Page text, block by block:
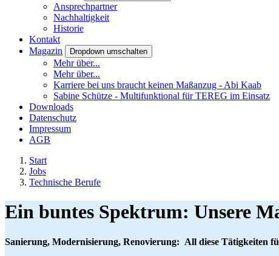
Ansprechpartner
Nachhaltigkeit
Historie
Kontakt
Magazin
Dropdown umschalten
Mehr über...
Mehr über...
Karriere bei uns braucht keinen Maßanzug - Abi Kaab
Sabine Schütze - Multifunktional für TEREG im Einsatz
Downloads
Datenschutz
Impressum
AGB
Start
Jobs
Technische Berufe
Ein buntes Spektrum: Unsere
Sanierung, Modernisierung, Renovierung: All diese Tätigkeiten